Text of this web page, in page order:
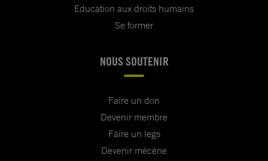
Education aux droits humains
Se former
NOUS SOUTENIR
Faire un don
Devenir membre
Faire un legs
Devenir mécène